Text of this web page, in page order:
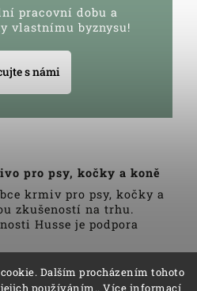
Dalším procházením tohoto
používáním.. Více informací
pracovní dobu a
vlastnímu byznysu!
s námi
pro psy, kočky a koně
krmiv pro psy, kočky a
zkušeností na trhu.
Husse je podpora
a doplňky Husse jsou
a pečlivě
produkty se vyrábí